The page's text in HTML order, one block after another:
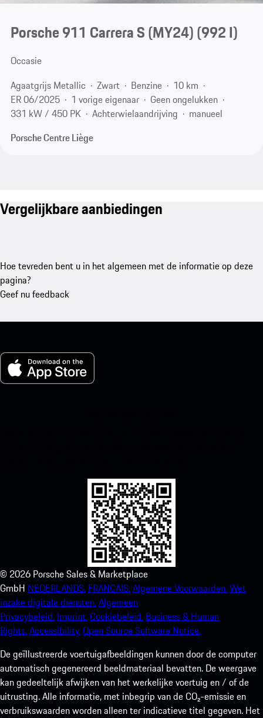
Porsche 911 Carrera S (MY24)(992 I)
Occasie
Agaatgrijs Metallic
Zwart Benzine
10 km
ER 06/2025
1 vorige eigenaar
Geen ongelukken
331 kW / 450 PK
Achterwielaandrijving
manueel
Porsche Centre Liège
Vergelijkbare aanbiedingen
Hoe tevreden bent u in het algemeen met de informatie op deze
pagina?
Geef nu feedback
© 2026 Porsche Sales & Marketplace
GmbH NEDERLANDS. FRANCAIS.Algemene Voorwaarden.Wet
inzake digitale diensten.Algemeen
Privacybeleid. Imprint.Cookiebeleid. Business & Human
Rights.Accessibility.Open Source Software Notice.
De geïllustreerde voertuigafbeeldingen kunnen door de computer
automatisch gegenereerd beeldmateriaal bevatten. De weergave
kan gedeeltelijk afwijken van het werkelijke voertuig en / of de
uitrusting. Alle informatie, met inbegrip van de CO₂-emissie en
verbruikswaarden worden alleen ter indicatieve titel gegeven. Het